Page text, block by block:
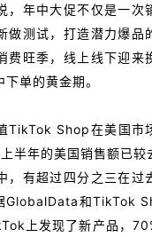
，年中大促不仅是一次
做测试，打造潜力爆品
费旺季，线上线下迎来
单的黄金期。
TikTok Shop在美国市
半年的美国销售额已较
，有超过四分之三在过
GlobalData和TikTok
上发现了新产品，